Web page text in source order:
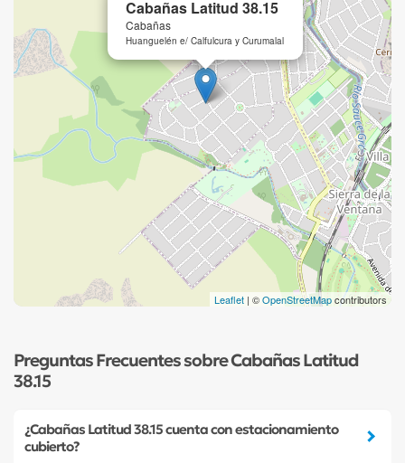
Cabañas Latitud 38.15
Cabañas
Huanguelén e/ Calfulcura y Curumalal
Leaflet | ©OpenStreetMapcontributors
Preguntas Frecuentes sobre Cabañas Latitud
38.15
¿Cabañas Latitud 38.15 cuenta con estacionamiento
cubierto?